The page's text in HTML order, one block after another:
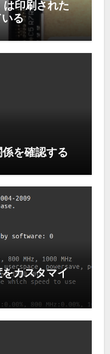
印刷された
る
を確認する
カスタマイ